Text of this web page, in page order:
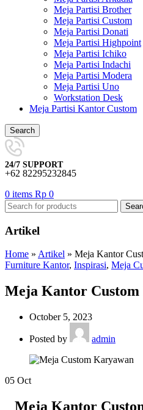
Meja Partisi Brother
Meja Partisi Custom
Meja Partisi Donati
Meja Partisi Highpoint
Meja Partisi Ichiko
Meja Partisi Indachi
Meja Partisi Modera
Meja Partisi Uno
Workstation Desk
Meja Partisi Kantor Custom
Search
24/7 SUPPORT
+62 82295232845
0 items Rp 0
Artikel
Home » Artikel » Meja Kantor
Furniture Kantor, Inspirasi, Meja
Meja Kantor
October 5, 2023
Posted by admin
05 Oct
Meja Kantor